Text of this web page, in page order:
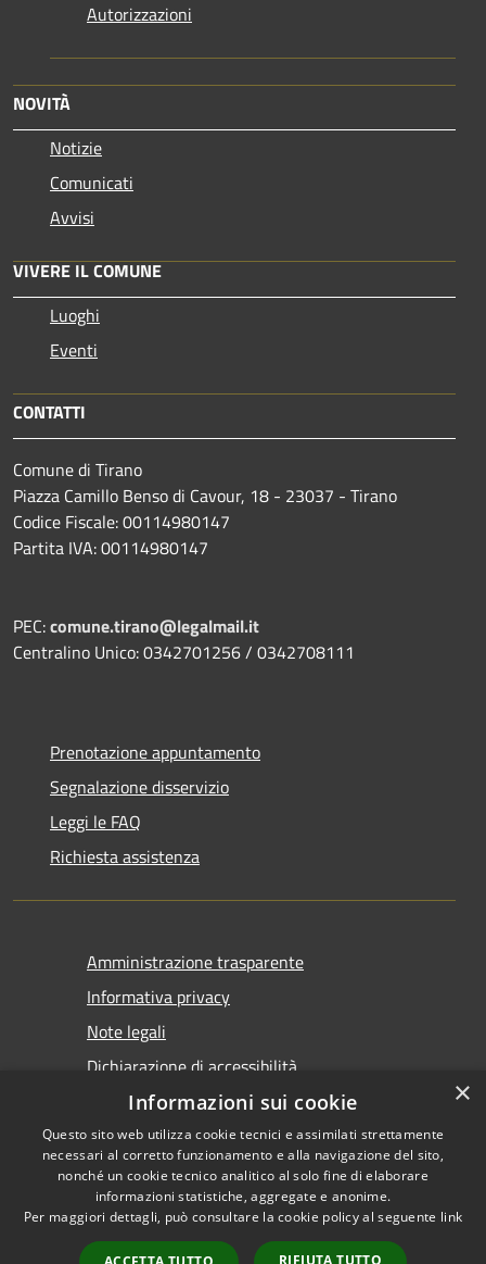
Autorizzazioni
NOVITÀ
Notizie
Comunicati
Avvisi
VIVERE IL COMUNE
Luoghi
Eventi
CONTATTI
Comune di Tirano
Piazza Camillo Benso di Cavour, 18 - 23037 - Tirano
Codice Fiscale: 00114980147
Partita IVA: 00114980147
PEC:comune.tirano@legalmail.it
Centralino Unico: 0342701256 / 0342708111
Prenotazione appuntamento
Segnalazione disservizio
Leggi le FAQ
Richiesta assistenza
Amministrazione trasparente
Informativa privacy
Note legali
Dichiarazione di accessibilità
Accessibilità
Copyright © 2026 • Comune di
Tirano • Powered by
Municipium• Accesso
×
Informazioni sui cookie
Questo sito web utilizza cookie tecnici e assimilati strettamente
necessari al corretto funzionamento e alla navigazione del sito,
nonché un cookie tecnico analitico al solo fine di elaborare
informazioni statistiche, aggregate e anonime.
Per maggiori dettagli, può consultare la cookie policy al seguente link
RIFIUTA TUTTO